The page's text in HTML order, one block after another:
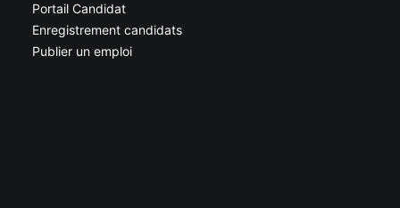
Portail Candidat
Enregistrement candidats
Publier un emploi